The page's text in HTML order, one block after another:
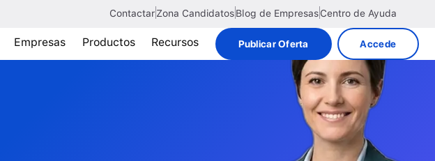
ContactarZona CandidatosBlog de EmpresasCentro de Ayuda
Empresas Productos Recursos Publicar Oferta Accede